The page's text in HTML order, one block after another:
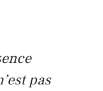
pas